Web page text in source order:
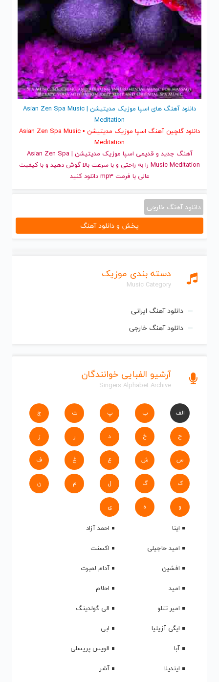
دسته بندی موزیک
Music Category
دانلود آهنگ ایرانی
دانلود آهنگ خارجی
آرشیو الفبایی خوانندگان
Singers Alphabet Archive
الف ب پ ت ج
ح خ د ر ز
س ش ع غ ف
ک گ ل م ن
و ه ی
اینا
احمد آزاد
امید حاجیلی
اکسنت
افشین
آدام لمبرت
امید
احلام
امیر تتلو
الی گولدینگ
ایگی آزیلیا
ابی
آبا
الویس پریسلی
ایندیلا
آشر
دانلود آهنگ های اسپا موزیک مدیتیشن | Asian Zen Spa Music
Meditation
دانلود گلچین آهنگ اسپا موزیک مدیتیشن • Asian Zen Spa Music
Meditation
آهنگ جدید
و قدیمی اسپا موزیک مدیتیشن | Asian Zen Spa
Music Meditation را به راحتی و با سرعت بالا گوش دهید و با کیفیت
عالی با فرمت mp3 دانلود کنید
دانلود آهنگ خارجی
پخش و دانلود آهنگ